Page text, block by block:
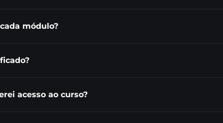
módulo?
acesso ao curso?